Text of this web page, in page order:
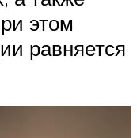
этом
равняется